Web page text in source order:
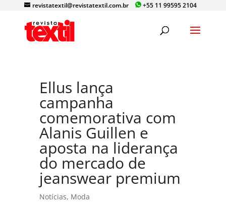
+55 11 99595 2104
revistatextil@revistatextil.com.br
Ellus lança
campanha
comemorativa com
Alanis Guillen e
aposta na liderança
do mercado de
jeanswear premium
Notícias, Moda